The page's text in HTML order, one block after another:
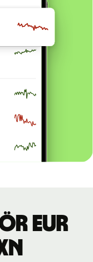
EUR